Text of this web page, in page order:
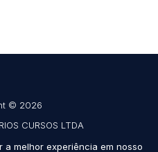
© 2026
CURSOS LTDA
0001-39
a melhor experiência em nosso